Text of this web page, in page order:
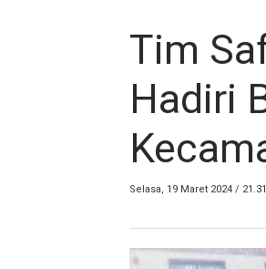
Tim
Hadiri
Selasa, 19 Maret 2024 / 21.31